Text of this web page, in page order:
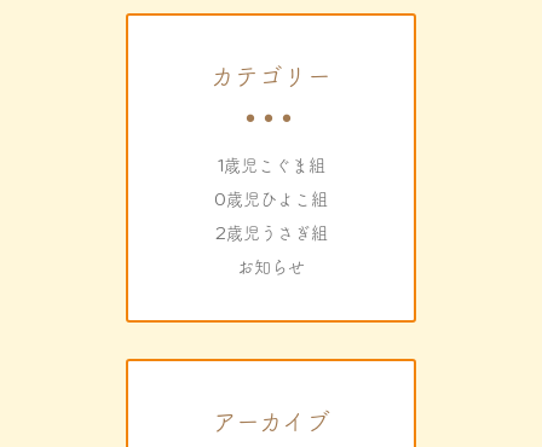
カテゴリー
1歳児こぐま組
0歳児ひよこ組
2歳児うさぎ組
お知らせ
アーカイブ